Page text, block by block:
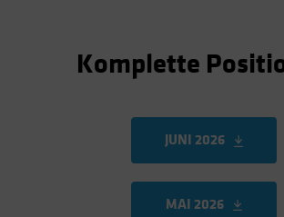
Komplette
JUNI 2026
MAI 2026